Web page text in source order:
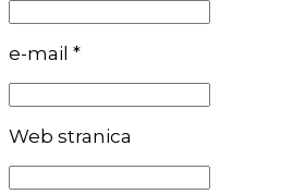
e-mail *
Web stranica